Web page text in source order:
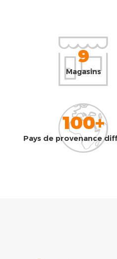
9
Magasins
100+
Pays de provenance